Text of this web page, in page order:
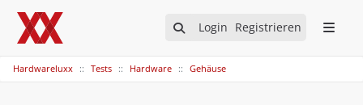
Login Registrieren
Hardwareluxx Tests Hardware Gehäuse